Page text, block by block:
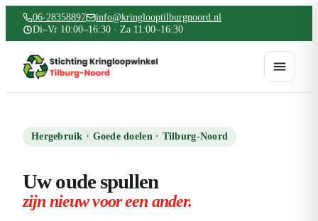
06-28358897
info@kringlooptilburgnoord.nl
Di–Vr 10:00–16:30 · Za 11:00–16:30
Hergebruik · Goede doelen · Tilburg-Noord
Uw oude spullen
zijn nieuw voor een ander.